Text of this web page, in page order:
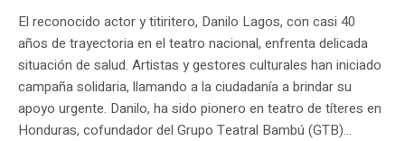
El reconocido actor y titiritero, Danilo Lagos, con casi 40
años de trayectoria en el teatro nacional, enfrenta delicada
situación de salud. Artistas y gestores culturales han iniciado
campaña solidaria, llamando a la ciudadanía a brindar su
apoyo urgente. Danilo, ha sido pionero en teatro de títeres en
Honduras, cofundador del Grupo Teatral Bambú (GTB)...